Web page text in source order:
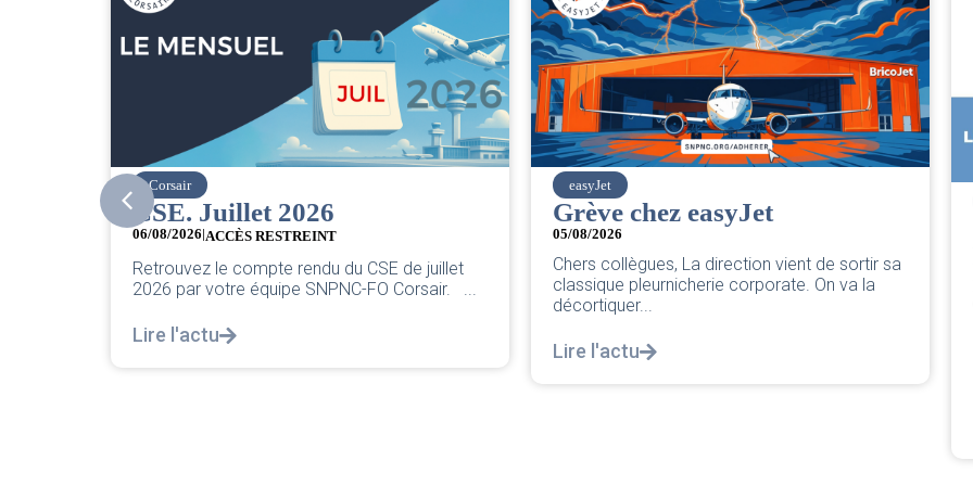
easyJet
Grève chez easyJet
05/08/2026
Chers collègues, La direction vient de sortir sa
classique pleurnicherie corporate. On va la
décortiquer...
SNPNC
CER/CRPN : L’intersyndicale
PNC/Pilotes unie exige une
réponse législative
04/08/2026 |CRPN
L’intersyndicale PNC/Pilotes unie exige une
réponse législative Courrier Intersyndical : Lire